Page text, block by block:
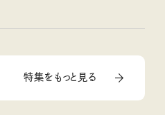
特集をもっと見る